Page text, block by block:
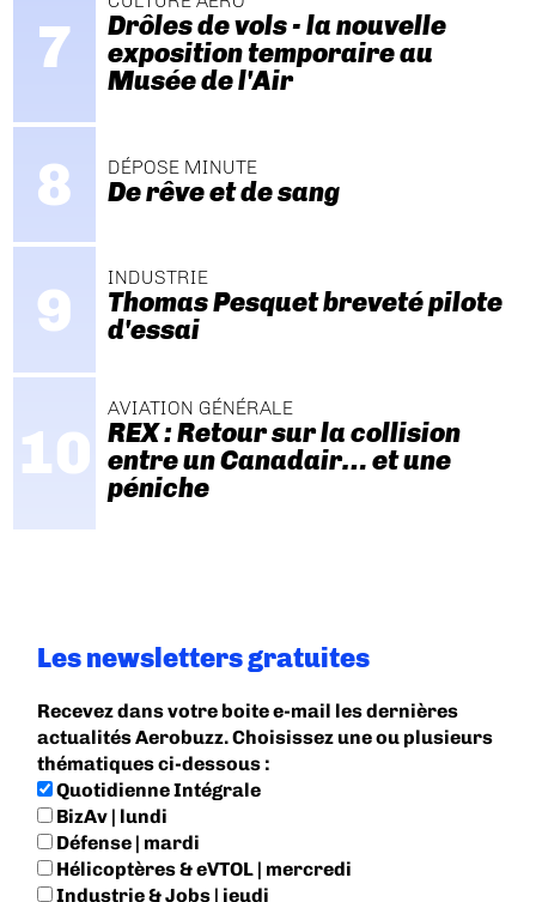
Drôles de vols - la nouvelle
exposition temporaire au
Musée de l'Air
DÉPOSE MINUTE
De rêve et de sang
INDUSTRIE
Thomas Pesquet breveté pilote
d'essai
AVIATION GÉNÉRALE
REX : Retour sur la collision
entre un Canadair… et une
péniche
Les newsletters gratuites
Recevez dans votre boite e-mail les dernières
actualités Aerobuzz. Choisissez une ou plusieurs
thématiques ci-dessous :
Quotidienne Intégrale
BizAv | lundi
Défense | mardi
Hélicoptères & eVTOL | mercredi
Industrie & Jobs | jeudi